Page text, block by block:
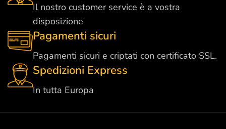
Il nostro customer service è a vostra
disposizione
Pagamenti sicuri
Pagamenti sicuri e criptati con certificato SSL.
Spedizioni Express
In tutta Europa